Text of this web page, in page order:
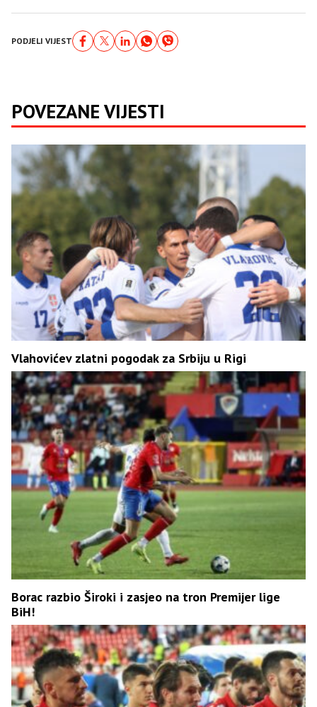
PODJELI VIJEST
POVEZANE VIJESTI
Vlahovićev zlatni pogodak za Srbiju u Rigi
Borac razbio Široki i zasjeo na tron Premijer lige
BiH!